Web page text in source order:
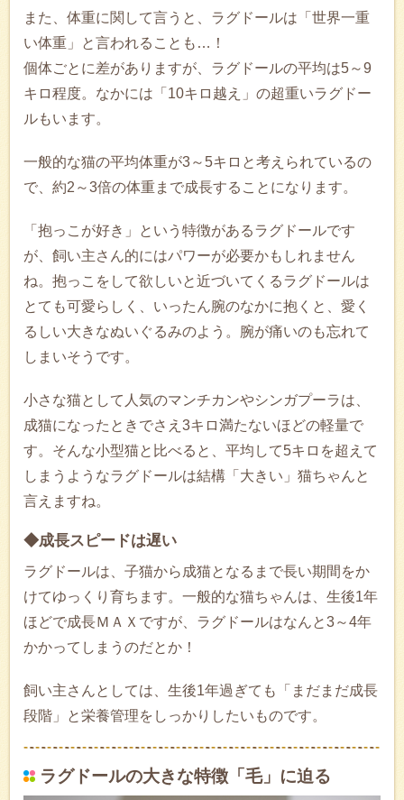
また、体重に関して言うと、ラグドールは「世界一重
い体重」と言われることも…！
個体ごとに差がありますが、ラグドールの平均は5～9
キロ程度。なかには「10キロ越え」の超重いラグドー
ルもいます。
一般的な猫の平均体重が3～5キロと考えられているの
で、約2～3倍の体重まで成長することになります。
「抱っこが好き」という特徴があるラグドールです
が、飼い主さん的にはパワーが必要かもしれません
ね。抱っこをして欲しいと近づいてくるラグドールは
とても可愛らしく、いったん腕のなかに抱くと、愛く
るしい大きなぬいぐるみのよう。腕が痛いのも忘れて
しまいそうです。
小さな猫として人気のマンチカンやシンガプーラは、
成猫になったときでさえ3キロ満たないほどの軽量で
す。そんな小型猫と比べると、平均して5キロを超えて
しまうようなラグドールは結構「大きい」猫ちゃんと
言えますね。
◆成長スピードは遅い
ラグドールは、子猫から成猫となるまで長い期間をか
けてゆっくり育ちます。一般的な猫ちゃんは、生後1年
ほどで成長ＭＡＸですが、ラグドールはなんと3～4年
かかってしまうのだとか！
飼い主さんとしては、生後1年過ぎても「まだまだ成長
段階」と栄養管理をしっかりしたいものです。
ラグドールの大きな特徴「毛」に迫る